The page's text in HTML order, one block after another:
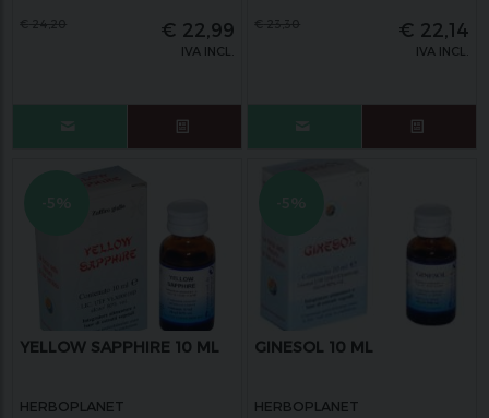
€ 22,99
IVA INCL.
€ 22,14
IVA INCL.
YELLOW SAPPHIRE 10 ML
HERBOPLANET
GINESOL 10 ML
HERBOPLANET